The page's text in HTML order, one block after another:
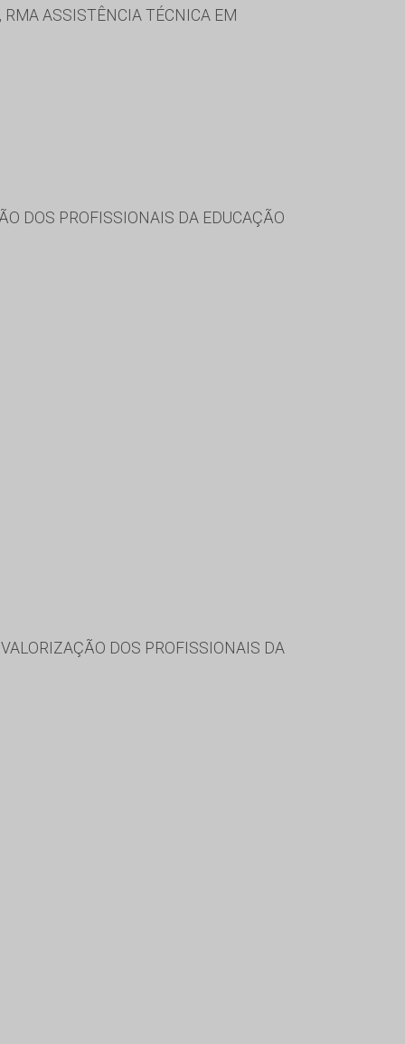
ASSISTÊNCIA TÉCNICA EM
DOS PROFISSIONAIS DA EDUCAÇÃO
DOS PROFISSIONAIS DA